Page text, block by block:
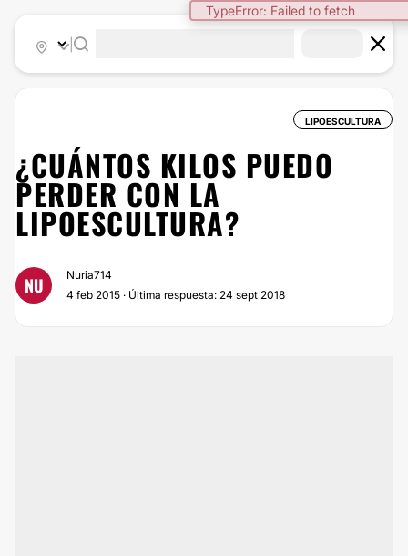
TypeError: Failed to fetch
LIPOESCULTURA
¿CUÁNTOS KILOS PUEDO
PERDER CON LA
LIPOESCULTURA?
NU
Nuria714
4 feb 2015 · Última respuesta: 24 sept 2018